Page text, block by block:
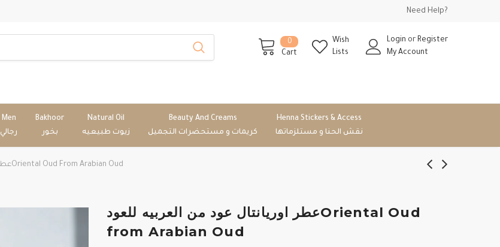
Need Help?
0
Cart
Wish
Lists
Login or Register
My Account
Men
رجالي
Bakhoor
بخور
Natural Oil
زيوت طبيعيه
Beauty And Creams
كريمات و مستحضرات التجميل
Henna Stickers & Access
نقش الحنا و مستلزماتها
عطر اوريانتال عود من العربيه للعودOriental Oud From Arabian Oud
عطر اوريانتال عود من العربيه للعودOriental Oud
from Arabian Oud